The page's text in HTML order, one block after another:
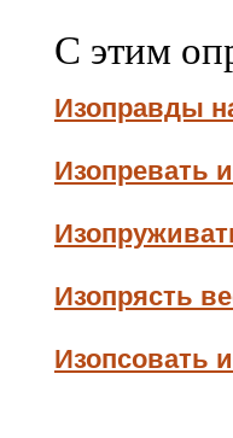
С этим
Изоправды
Изопревать
Изопрясть
Изопсовать